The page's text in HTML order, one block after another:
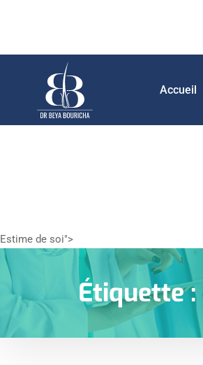
Accueil
Estime de soi">
Étiquette :